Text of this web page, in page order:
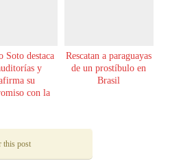
Soto destaca
y
su
con la
Rescatan a paraguayas
de un prostíbulo en
Brasil
this post